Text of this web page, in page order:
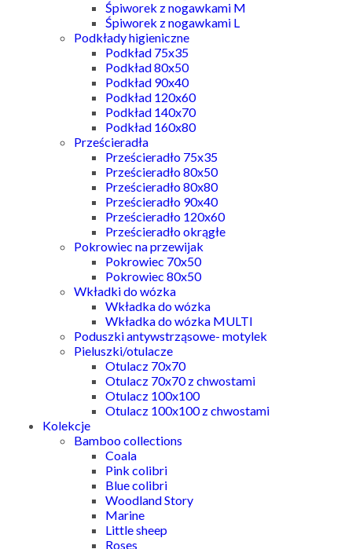
Śpiworek z nogawkami M
Śpiworek z nogawkami L
Podkłady higieniczne
Podkład 75x35
Podkład 80x50
Podkład 90x40
Podkład 120x60
Podkład 140x70
Podkład 160x80
Prześcieradła
Prześcieradło 75x35
Prześcieradło 80x50
Prześcieradło 80x80
Prześcieradło 90x40
Prześcieradło 120x60
Prześcieradło okrągłe
Pokrowiec na przewijak
Pokrowiec 70x50
Pokrowiec 80x50
Wkładki do wózka
Wkładka do wózka
Wkładka do wózka MULTI
Poduszki antywstrząsowe- motylek
Pieluszki/otulacze
Otulacz 70x70
Otulacz 70x70 z chwostami
Otulacz 100x100
Otulacz 100x100 z chwostami
Kolekcje
Bamboo collections
Coala
Pink colibri
Blue colibri
Woodland Story
Marine
Little sheep
Roses